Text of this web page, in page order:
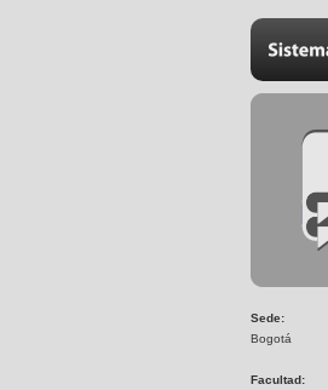
Sede:
Bogotá
Facultad: